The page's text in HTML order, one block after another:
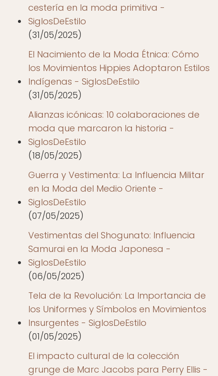
cestería en la moda primitiva -
SiglosDeEstilo
(31/05/2025)
El Nacimiento de la Moda Étnica: Cómo
los Movimientos Hippies Adoptaron Estilos
Indígenas - SiglosDeEstilo
(31/05/2025)
Alianzas icónicas: 10 colaboraciones de
moda que marcaron la historia -
SiglosDeEstilo
(18/05/2025)
Guerra y Vestimenta: La Influencia Militar
en la Moda del Medio Oriente -
SiglosDeEstilo
(07/05/2025)
Vestimentas del Shogunato: Influencia
Samurai en la Moda Japonesa -
SiglosDeEstilo
(06/05/2025)
Tela de la Revolución: La Importancia de
los Uniformes y Símbolos en Movimientos
Insurgentes - SiglosDeEstilo
(01/05/2025)
El impacto cultural de la colección
grunge de Marc Jacobs para Perry Ellis -